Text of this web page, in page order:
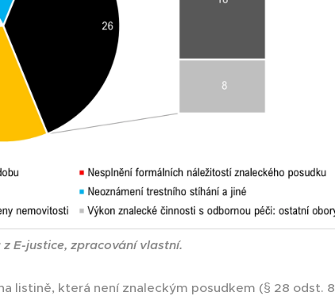
E-justice, zpracování vlastní.
listině, která není znaleckým posudkem (§ 28 odst. 8